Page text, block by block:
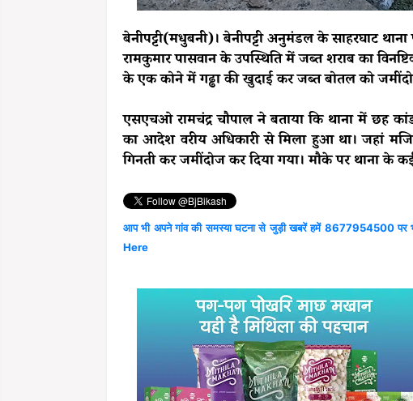
बेनीपट्टी(मधुबनी)। बेनीपट्टी अनुमंडल के साहरघाट
रामकुमार पासवान के उपस्थिति में जब्त शराब का
के एक कोने में गढ्ढा की खुदाई कर जब्त बोतल को
एसएचओ रामचंद्र चौपाल ने बताया कि थाना में छह
का आदेश वरीय अधिकारी से मिला हुआ था। जहां
गिनती कर जमींदोज कर दिया गया। मौके पर थाना के
आप भी अपने गांव की समस्या घटना से जुड़ी खबरें हमें 8677954500
Here